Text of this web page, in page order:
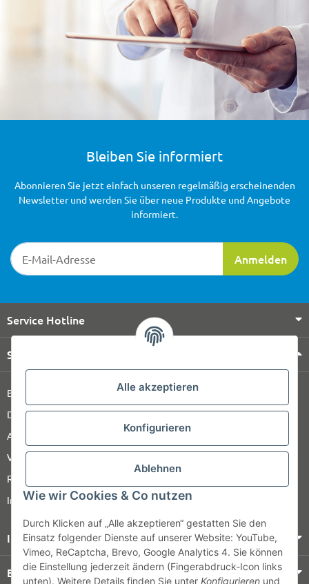
Alle akzeptieren
Konfigurieren
Ablehnen
Wie wir Cookies & Co nutzen
Durch Klicken auf „Alle akzeptieren“ gestatten Sie den
Einsatz folgender Dienste auf unserer Website: YouTube,
Vimeo, ReCaptcha, Brevo, Google Analytics 4. Sie können
die Einstellung jederzeit ändern (Fingerabdruck-Icon links
unten). Weitere Details finden Sie unter Konfigurieren und
Bleiben Sie informiert
Newsletter-Registrierung
Anmelden
Abonnieren Sie jetzt einfach unseren regelmäßig erscheinenden
Newsletter und werden Sie über neue Produkte und Angebote
informiert.
Service Hotline
Shop Service
Barrierefreiheitserklärung
Datenschutz
AGB
Versandinformationen
Retour
Impressum
Informationen
Bezahlung & Versand